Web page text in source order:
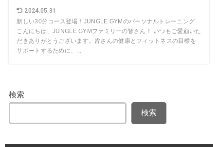
2024.05.31
新しい30分コース登場！JUNGLE GYMのパーソナルトレーニング
こんにちは、JUNGLE GYMファミリーの皆さん！ いつもご愛顧いた
だきありがとうございます。皆さんの健康とフィットネスの目標を
サポートするために、...
検索
検索